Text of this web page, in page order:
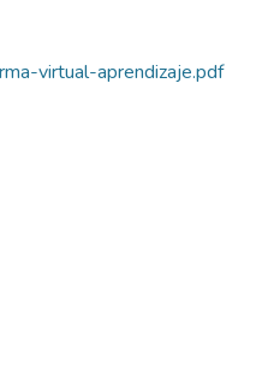
virtual-aprendizaje.pdf